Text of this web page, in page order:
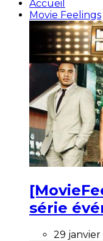
Accueil
Movie Feelings
série
29 janvier